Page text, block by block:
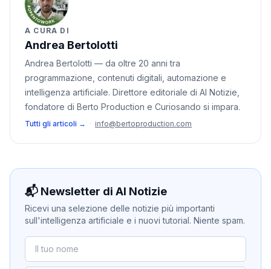
A CURA DI
Andrea Bertolotti
Andrea Bertolotti — da oltre 20 anni tra
programmazione, contenuti digitali, automazione e
intelligenza artificiale. Direttore editoriale di AI Notizie,
fondatore di Berto Production e Curiosando si impara.
Tutti gli articoli → · info@bertoproduction.com
📬 Newsletter di AI Notizie
Ricevi una selezione delle notizie più importanti
sull'intelligenza artificiale e i nuovi tutorial. Niente spam.